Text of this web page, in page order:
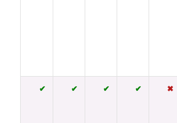
✖
✔
✔
✔
✔